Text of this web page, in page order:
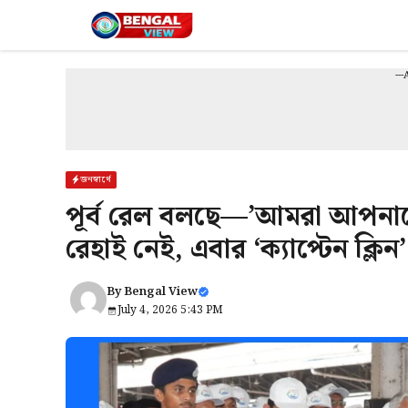
content
জনস্বার্থে
পূর্ব রেল বলছে—’আমরা
রেহাই নেই, এবার ‘ক্যাপ্টেন
ByBengal View
July 4, 2026 5:43 PM